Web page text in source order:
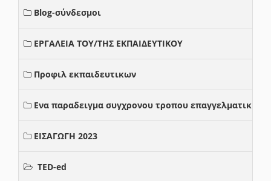
Blog-σύνδεσμοι
ΕΡΓΑΛΕΙΑ ΤΟΥ/ΤΗΣ ΕΚΠΑΙΔΕΥΤΙΚΟΥ
Προφιλ εκπαιδευτικων
Ενα παραδειγμα συγχρονου τροπου επαγγελματικης
ΕΙΣΑΓΩΓΗ 2023
TED-ed